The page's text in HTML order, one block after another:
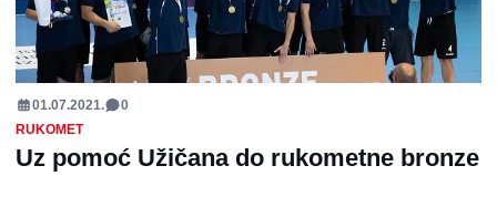
01.07.2021.
0
RUKOMET
Uz pomoć Užičana do rukometne bronze